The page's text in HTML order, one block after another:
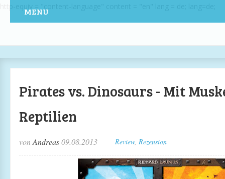
MENU
Pirates vs. Dinosaurs - Mit
Reptilien
vonAndreas 09.08.2013 Review, Rezension